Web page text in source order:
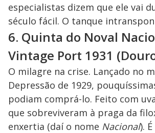
especialistas dizem que ele vai
século fácil. O tanque
6. Quinta do Noval
Vintage Port 1931
O milagre na crise. Lançado no
Depressão de 1929,
podiam comprá-lo. Feito com
que sobreviveram à praga da
enxertia (daí o nome Nacional).